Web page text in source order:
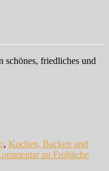
schönes, friedliches und
, Kochen, Backen und
zu Fröhliche